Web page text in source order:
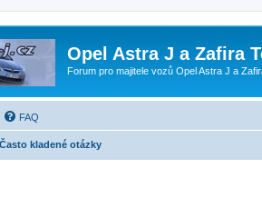
Opel Astra J a Zafira
Forum pro majitele vozů Opel Astra J a
FAQ
Často kladené otázky